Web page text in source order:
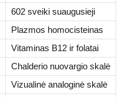
602 sveiki suaugusieji
Plazmos homocisteinas
Vitaminas B12 ir folatai
Chalderio nuovargio skalė
Vizualinė analoginė skalė